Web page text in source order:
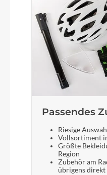
Bosch
KMC
B&M
Passendes
Riesige
Vollsortiment
Größte
Region
Zubehör am
übrigens